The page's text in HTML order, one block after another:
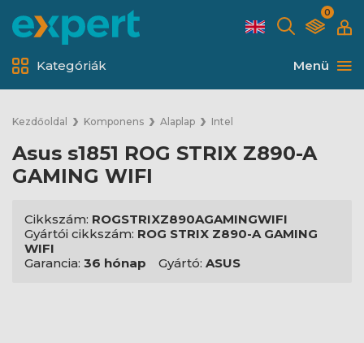
0
Menü
Kategóriák
Kezdőoldal Komponens Alaplap Intel
Asus s1851 ROG STRIX Z890-A
GAMING WIFI
Cikkszám: ROGSTRIXZ890AGAMINGWIFI
Gyártói cikkszám: ROG STRIX Z890-A GAMING
WIFI
Garancia: 36 hónap Gyártó: ASUS